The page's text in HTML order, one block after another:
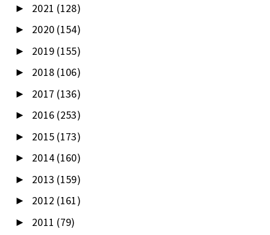
► 2021 (128)
► 2020 (154)
► 2019 (155)
► 2018 (106)
► 2017 (136)
► 2016 (253)
► 2015 (173)
► 2014 (160)
► 2013 (159)
► 2012 (161)
► 2011 (79)